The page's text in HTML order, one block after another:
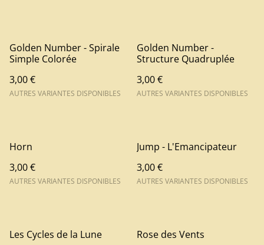
Golden Number - Spirale
Simple Colorée
3,00 €
AUTRES VARIANTES DISPONIBLES
Golden Number -
Structure Quadruplée
3,00 €
AUTRES VARIANTES DISPONIBLES
Horn
3,00 €
AUTRES VARIANTES DISPONIBLES
Jump - L'Emancipateur
3,00 €
AUTRES VARIANTES DISPONIBLES
Les Cycles de la Lune
Rose des Vents